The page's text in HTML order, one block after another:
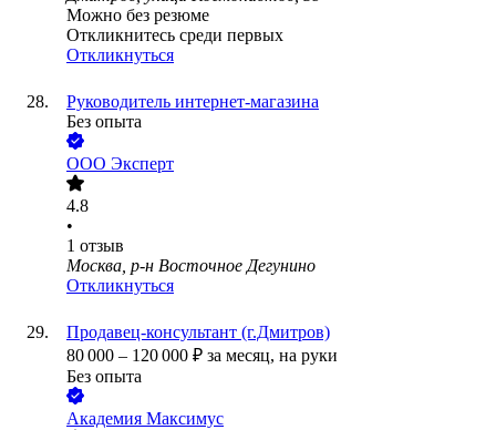
Можно без резюме
Откликнитесь среди первых
Откликнуться
Руководитель интернет-магазина
Без опыта
ООО Эксперт
4.8
•
1 отзыв
Москва, р-н Восточное Дегунино
Откликнуться
Продавец-консультант (г.Дмитров)
80 000 – 120 000 ₽ за месяц, на руки
Без опыта
Академия Максимус